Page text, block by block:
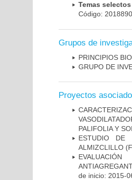
Temas selectos
Código:
Grupos de
PRINCIPIOS
GRUPO DE
Proyectos
PALIFOLIA Y
ESTUDIO DE
ALMIZCLILLO
de inicio: 2015-